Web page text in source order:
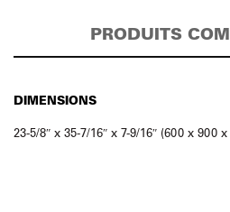
PRODUITS
DIMENSIONS
23-5/8″ x 35-7/16″ x 7-9/16″ (600 x 900 x